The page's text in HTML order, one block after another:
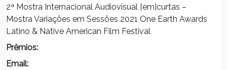
2ª Mostra Internacional Audiovisual [em]curtas –
Mostra Variações em Sessões 2021 One Earth Awards
Latino & Native American Film Festival
Prêmios:
Email: